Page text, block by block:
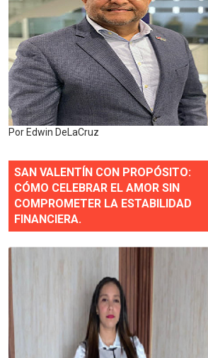
a normas éticas y ser
Estratégica para Impulsar el
de Historia 2025
para fortalecer el diálogo social y el
gastronómico
Por Edwin DeLaCruz
SAN VALENTÍN CON PROPÓSITO:
CÓMO CELEBRAR EL AMOR SIN
COMPROMETER LA ESTABILIDAD
FINANCIERA.